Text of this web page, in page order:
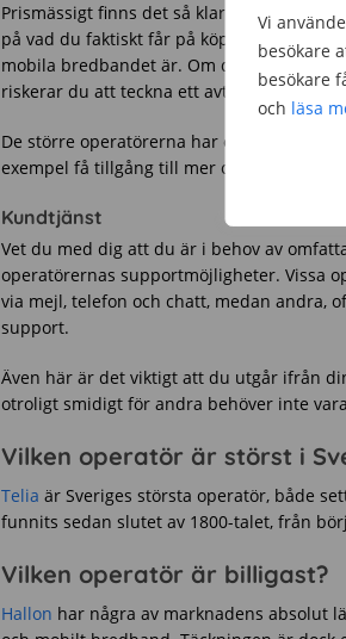
Vi
besökare
besökare
och läsa
Prismässigt finns det så klart stora
på vad du faktiskt får på köpet, det vill
mobila bredbandet är. Om du bara
riskerar du att teckna ett avtal som
De större operatörerna har överlag högre
exempel få tillgång till mer omfattande
Kundtjänst
Vet du med dig att du är i behov av
operatörernas supportmöjligheter. Vissa
via mejl, telefon och chatt, medan andra,
support.
Även här är det viktigt att du utgår ifrån
otroligt smidigt för andra behöver inte
Vilken operatör är störst i
Telia är Sveriges största operatör, både
funnits sedan slutet av 1800-talet, från
Vilken operatör är billigast?
Hallon har några av marknadens absolut